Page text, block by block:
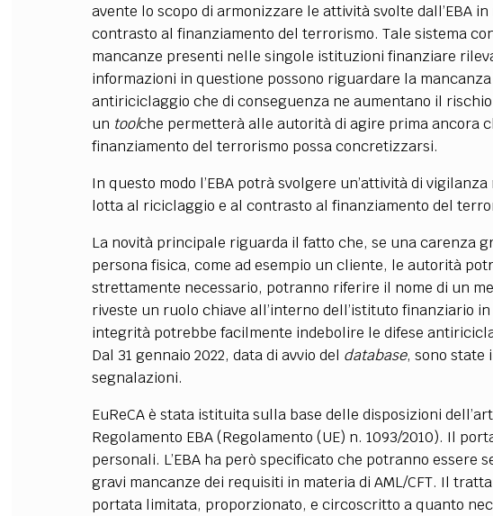
avente lo scopo di armonizzare le attività svolte dall’EBA
contrasto al finanziamento del terrorismo. Tale sistema
mancanze presenti nelle singole istituzioni finanziare
informazioni in questione possono riguardare la
antiriciclaggio che di conseguenza ne aumentano il
un toolche permetterà alle autorità di agire prima ancora
finanziamento del terrorismo possa concretizzarsi.
In questo modo l’EBA potrà svolgere un’attività di
lotta al riciclaggio e al contrasto al finanziamento del
La novità principale riguarda il fatto che, se una carenza
persona fisica, come ad esempio un cliente, le autorità
strettamente necessario, potranno riferire il nome di un
riveste un ruolo chiave all’interno dell’istituto finanziario
integrità potrebbe facilmente indebolire le difese
Dal 31 gennaio 2022, data di avvio del database, sono state
segnalazioni.
EuReCA è stata istituita sulla base delle disposizioni
Regolamento EBA (Regolamento (UE) n. 1093/2010). Il
personali. L’EBA ha però specificato che potranno essere
gravi mancanze dei requisiti in materia di AML/CFT. Il
portata limitata, proporzionato, e circoscritto a quanto